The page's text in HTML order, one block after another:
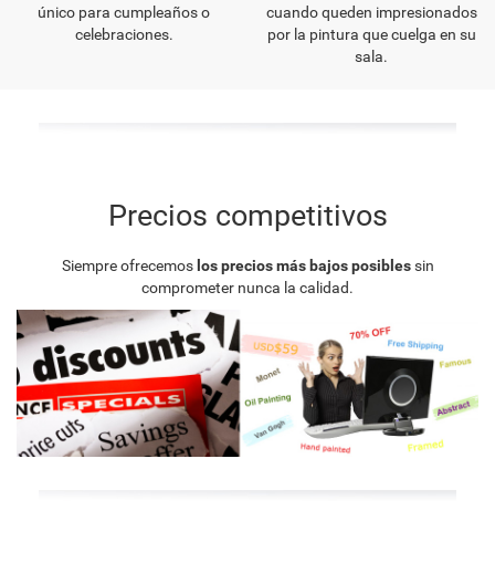
único para cumpleaños o
celebraciones.
cuando queden impresionados
por la pintura que cuelga en su
sala.
Precios competitivos
Siempre ofrecemos los precios más bajos posiblessin
comprometer nunca la calidad.